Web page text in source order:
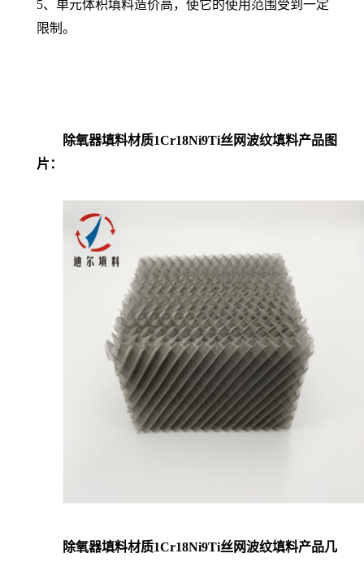
5、单元体积填料造价高，使它的使用范围受到一定
限制。
除氧器填料材质1Cr18Ni9Ti丝网波纹填料产品图
片：
除氧器填料材质1Cr18Ni9Ti丝网波纹填料产品几